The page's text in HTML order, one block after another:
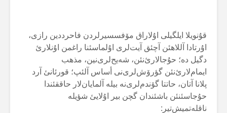
قۇنویلا ایلگیلی اۇلاراق مۆفسسیرلردن فاحرددین رازی،
اۇرتادا آللاهئن آچئق آیت‌لری اۇلماسئنا راغمن اۇنلارئ
دگیل دە؛ حۇجالارئ‌نئن، شەیح‌لری‌نین، مذهب
ایمام‌لارئ‌نئن گؤرۆش‌لری‌نی أساس آلئپ؛ قورئانئ آرد
پلانا آتان، حاتتا گۆندم‌لری‌نە بیلە آلمایان‌لار حاققئندا
حۇجاسئنئن باشئندان گچن بیر اۇلایئ شؤیلە
ناقلەتمیش‌تیر: